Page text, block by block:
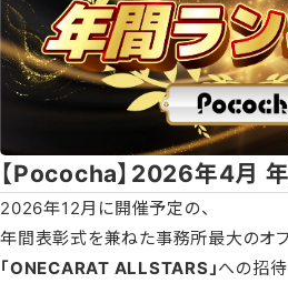
【Pococha】2026年4月
2026年12月に開催予定の、
年間表彰式を兼ねた事務所最大のオフ
「ONECARAT ALLSTARS」への招